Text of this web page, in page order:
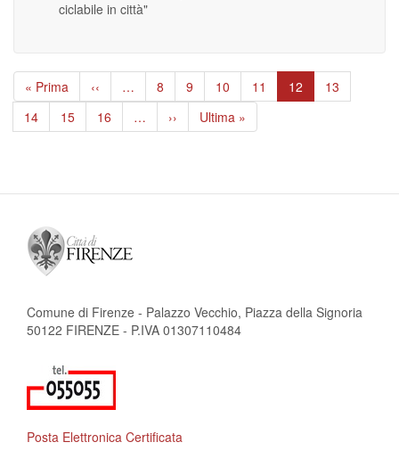
ciclabile in città"
Paginazione
Prima
pagina
« Prima
Pagina
precedente
‹‹ … Page
8 Page
9 Page
10 Page
11
Pagina
attuale
12 Page
13
Page
14 Page
15 Page
16 …
Pagina
successiva
››
Ultima
pagina
Ultima »
Comune di Firenze - Palazzo Vecchio, Piazza della Signoria
50122 FIRENZE - P.IVA 01307110484
Posta Elettronica Certificata